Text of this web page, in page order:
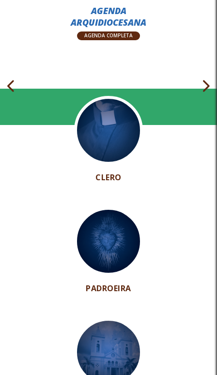
AGENDA
ARQUIDIOCESANA
AGENDA COMPLETA
CLERO
PADROEIRA